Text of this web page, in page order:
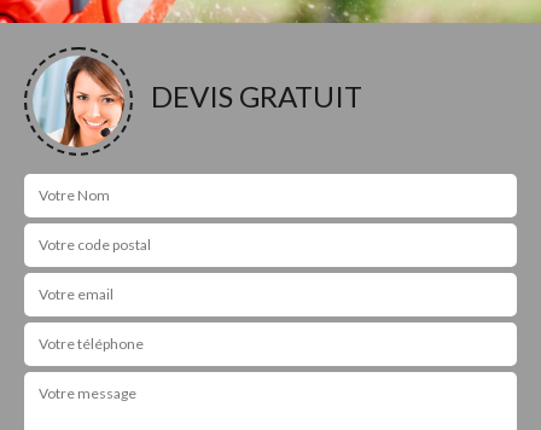
DEVIS GRATUIT